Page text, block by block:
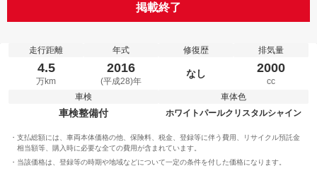
掲載終了
走行距離
4.5
万km
年式
2016
(平成28)年
修復歴
なし
排気量
2000
cc
車検
車検整備付
車体色
ホワイトパールクリスタルシャイン
支払総額には、車両本体価格の他、保険料、税金、登録等に伴う費用、リサイクル預託金
相当額等、購入時に必要な全ての費用が含まれています。
当該価格は、登録等の時期や地域などについて一定の条件を付した価格になります。